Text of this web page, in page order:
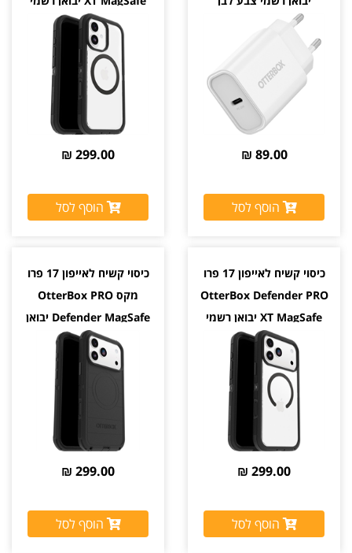
89.00 ₪
הוסף לסל
299.00 ₪
הוסף לסל
כיסוי קשיח לאייפון 17 פרו
OtterBox Defender PRO
XT MagSafe יבואן רשמי
299.00 ₪
הוסף לסל
כיסוי קשיח לאייפון 17 פרו
מקס OtterBox PRO
Defender MagSafe יבואן
רשמי צבע שחור
299.00 ₪
הוסף לסל